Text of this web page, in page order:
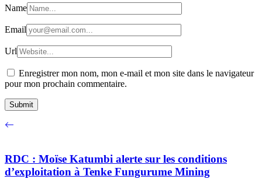
Name
Email
Url
Enregistrer mon nom, mon e-mail et mon site dans le navigateur
pour mon prochain commentaire.
RDC : Moïse Katumbi alerte sur les conditions
d’exploitation à Tenke Fungurume Mining